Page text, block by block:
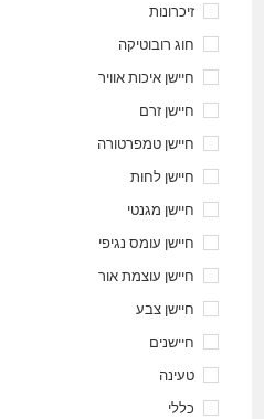
זיכרונות
חוג רובוטיקה
חיישן איכות אוויר
חיישן זרם
חיישן טמפרטורה
חיישן לחות
חיישן מגנטי
חיישן עומס נגיפי
חיישן עוצמת אור
חיישן צבע
חיישנים
טעינה
כללי